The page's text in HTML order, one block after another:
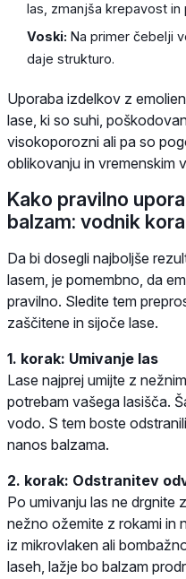
las, zmanjša krepavost in
Voski: Na primer čebelji
daje strukturo.
Uporaba izdelkov z
lase, ki so suhi,
visokoporozni ali pa so
oblikovanju in vremenskim
Kako pravilno
balzam: vodnik
Da bi dosegli najboljše
lasem, je pomembno, da
pravilno. Sledite tem
zaščitene in sijoče lase.
1. korak: Umivanje las
Lase najprej umijte z
potrebam vašega lasišča.
vodo. S tem boste
nanos balzama.
2. korak: Odstranitev
Po umivanju las ne drgnite
nežno ožemite z rokami in
iz mikrovlaken ali
laseh, lažje bo balzam